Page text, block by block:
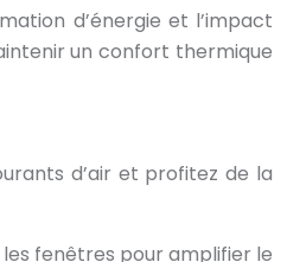
d’énergie et l’impact
un confort thermique
d’air et profitez de la
fenêtres pour amplifier le